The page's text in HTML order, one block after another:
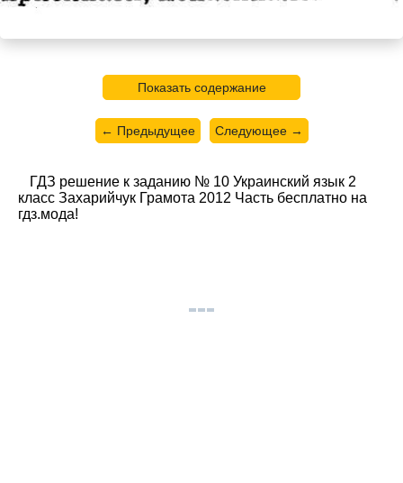
Показать содержание
← Предыдущее Следующее →
ГДЗ решение к заданию № 10 Украинский язык 2
класс Захарийчук Грамота 2012 Часть бесплатно на
гдз.мода!